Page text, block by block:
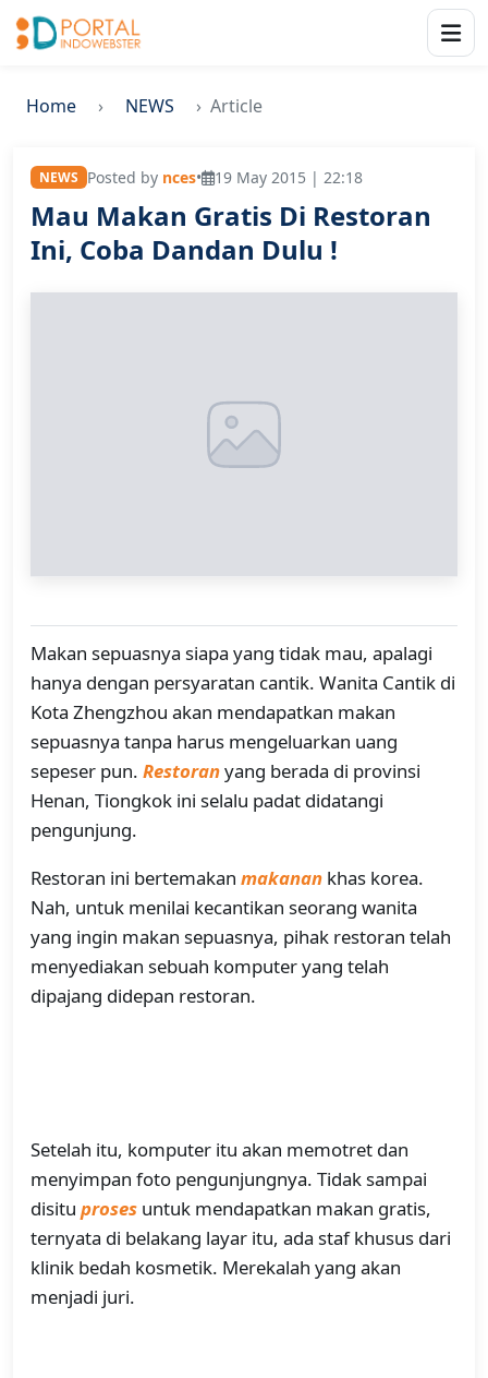
Home NEWS Article
NEWS Posted by nces• 19 May 2015 | 22:18
Mau Makan Gratis Di Restoran
Ini, Coba Dandan Dulu !
Makan sepuasnya siapa yang tidak mau, apalagi
hanya dengan persyaratan cantik. Wanita Cantik di
Kota Zhengzhou akan mendapatkan makan
sepuasnya tanpa harus mengeluarkan uang
sepeser pun. Restoranyang berada di provinsi
Henan, Tiongkok ini selalu padat didatangi
pengunjung.
Restoran ini bertemakan makanan khas korea.
Nah, untuk menilai kecantikan seorang wanita
yang ingin makan sepuasnya, pihak restoran telah
menyediakan sebuah komputer yang telah
dipajang didepan restoran.
Setelah itu, komputer itu akan memotret dan
menyimpan foto pengunjungnya. Tidak sampai
disitu proses untuk mendapatkan makan gratis,
ternyata di belakang layar itu, ada staf khusus dari
klinik bedah kosmetik. Merekalah yang akan
menjadi juri.